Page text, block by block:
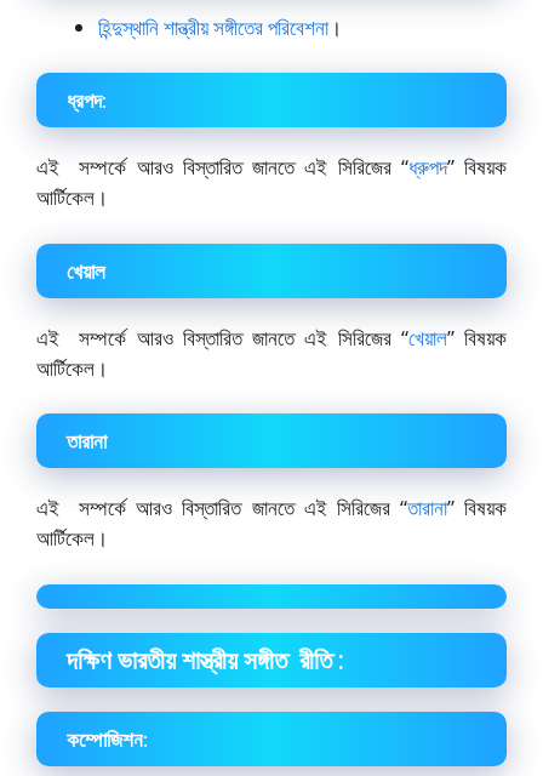
হিন্দুস্থানি শান্ত্রীয় সঙ্গীতের পরিবেশনা।
ধ্রপদ:
এই সম্পর্কে আরও বিস্তারিত জানতে এই সিরিজের “ধ্রুপদ” বিষয়ক
আর্টিকেল।
খেয়াল
এই সম্পর্কে আরও বিস্তারিত জানতে এই সিরিজের “খেয়াল” বিষয়ক
আর্টিকেল।
তারানা
এই সম্পর্কে আরও বিস্তারিত জানতে এই সিরিজের “তারানা” বিষয়ক
আর্টিকেল।
দক্ষিণ ভারতীয় শাস্ত্রীয় সঙ্গীত রীতি :
কম্পোজিশন: